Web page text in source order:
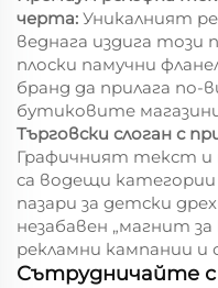
черта: Уникалният
веднага издига
плоски памучни
бранд да прилага по-
бутиковите
Търговски слоган с
Графичният текст и
са водещи
пазари за детски
незабавен „магнит
рекламни кампании и
Сътрудничайте с